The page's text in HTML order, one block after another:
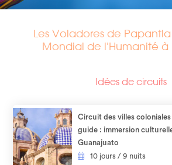
Les Voladores de
Mondial de l'Humanité à
Idées de circuits
Circuit des villes
guide : immersion
Guanajuato
10 jours / 9 nuits